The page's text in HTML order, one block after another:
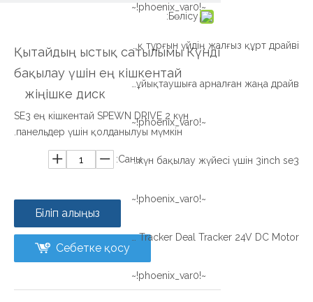
Бөлісу:
Қытайдың ыстық сатылымы Күнді
бақылау үшін ең кішкентай
жіңішке диск
SE3 ең кішкентай SPEWN DRIVE 2 күн
панельдер үшін қолданылуы мүмкін.
Саны:
Біліп алыңыз
Себетке қосу
~!phoenix_var0!~
~!phoenix_var0!~
Xzwd кішкентай жіңішке диск, күн бақылау жүйесі үшін 3inch se3
~!phoenix_var0!~
SE SERIES SERIES ҰЗАҚ ТАЗАЛАУЫ SE9 SE9 Solar Tracker Deal Tracker 24V DC Motor
~!phoenix_var0!~